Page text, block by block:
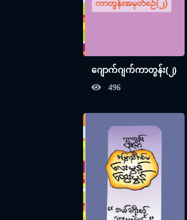
ဂျောက်ဂျက်ကာတွန်း(၂)
496